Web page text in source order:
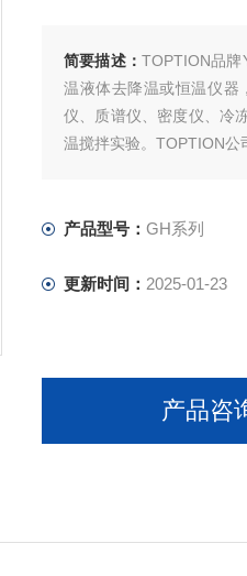
简要描述： TOPTION品牌
温液体去降温或恒温仪器
仪、质谱仪、密度仪、冷
温搅拌实验。TOPTION公
产品型号： GH系列
更新时间： 2025-01-23
产品咨